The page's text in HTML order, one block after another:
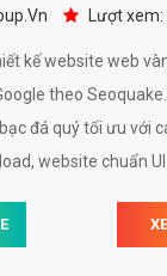
Lượt xem:
kế website web
theo
đá quý tối ưu với
website chuẩn UI